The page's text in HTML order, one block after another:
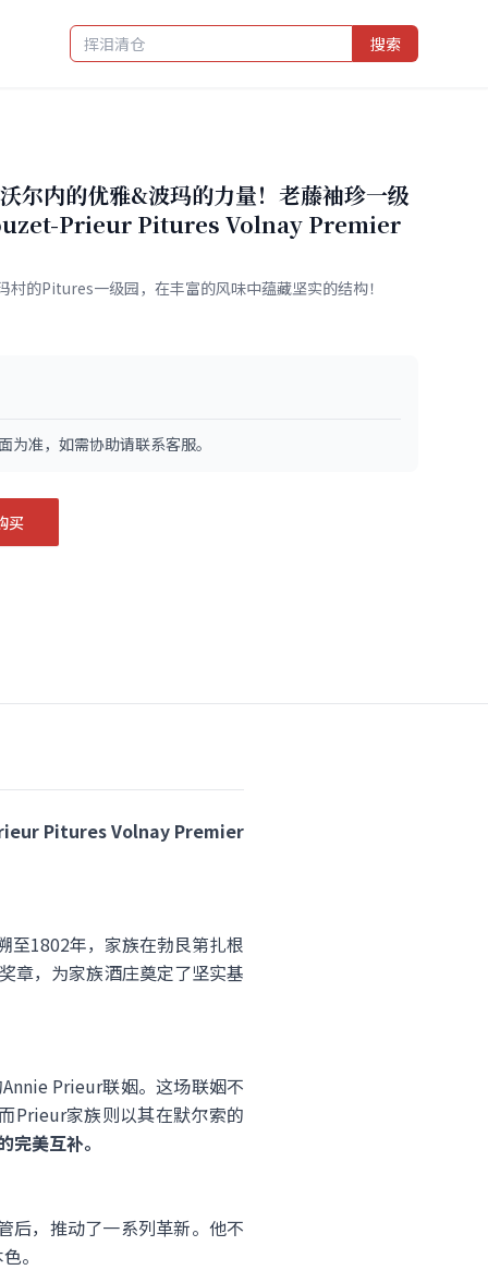
搜索
尔内的优雅&波玛的力量！老藤袖珍一级
Prieur Pitures Volnay Premier
村的Pitures一级园，在丰富的风味中蕴藏坚实的结构！
为准，如需协助请联系客服。
买
Pitures Volnay Premier
至1802年，家族在勃艮第扎根
章，为家族酒庄奠定了坚实基
Prieur联姻。这场联姻不
Prieur家族则以其在默尔索的
完美互补。
后，推动了一系列革新。他不
。